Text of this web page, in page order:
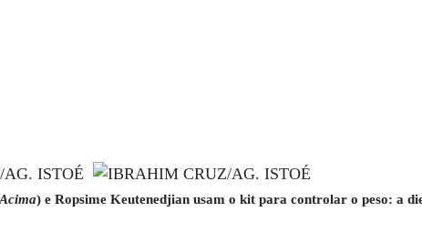
Acima) e Ropsime Keutenedjian usam o kit para controlar o peso: a